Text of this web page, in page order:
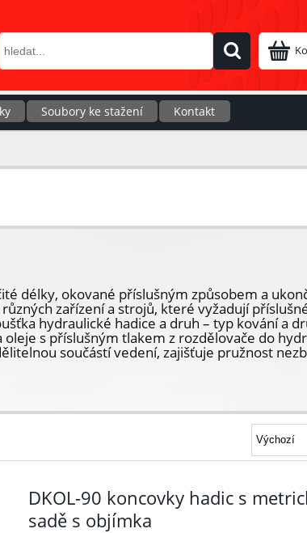
Soubory ke stažení Kontakt
délky, okované příslušným způsobem a
zařízení a strojů, které vyžadují
hydraulické hadice a druh – typ kování a
s příslušným tlakem z rozdělovače do
součástí vedení, zajišťuje pružnost
DKOL-90 koncovky hadic s
sadě s objímka